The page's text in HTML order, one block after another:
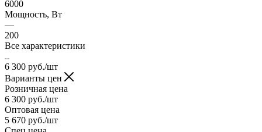
6000
Мощность, Вт
—
200
Все характеристики
6 300 руб./шт
Варианты цен
Розничная цена
6 300 руб./шт
Оптовая цена
5 670 руб./шт